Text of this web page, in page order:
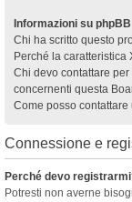
Informazioni su phpBB
Chi ha scritto questo
Perché la
Chi devo contattare
concernenti questa
Come posso
Connessione e
Perché devo
Potresti non averne